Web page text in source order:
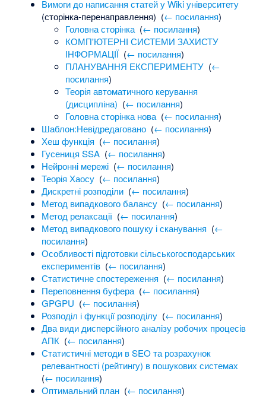
Вимоги до написання статей у Wiki університету
(сторінка-перенаправлення) ‎ (← посилання)
Головна сторінка‎ (← посилання)
КОМП'ЮТЕРНІ СИСТЕМИ ЗАХИСТУ
ІНФОРМАЦІЇ‎ (← посилання)
ПЛАНУВАННЯ ЕКСПЕРИМЕНТУ (←
посилання)
Теорія автоматичного керування
(дисципліна) (← посилання)
Головна сторінка нова‎ (← посилання)
Шаблон:Невідредаговано (← посилання)
Хеш функція (← посилання)
Гусениця SSA (← посилання)
Нейронні мережі (← посилання)
Теорія Хаосу (← посилання)
Дискретні розподіли (← посилання)
Метод випадкового балансу (← посилання)
Метод релаксації (← посилання)
Метод випадкового пошуку і сканування (←
посилання)
Особливості підготовки сільськогосподарських
експериментів (← посилання)
Статистичне спостереження (← посилання)
Переповнення буфера‎ (← посилання)
GPGPU (← посилання)
Розподіл і функції розподілу (← посилання)
Два види дисперсійного аналізу робочих процесів
АПК (← посилання)
Статистичні методи в SEO та розрахунок
релевантності (рейтингу) в пошукових системах
(← посилання)
Оптимальний план (← посилання)